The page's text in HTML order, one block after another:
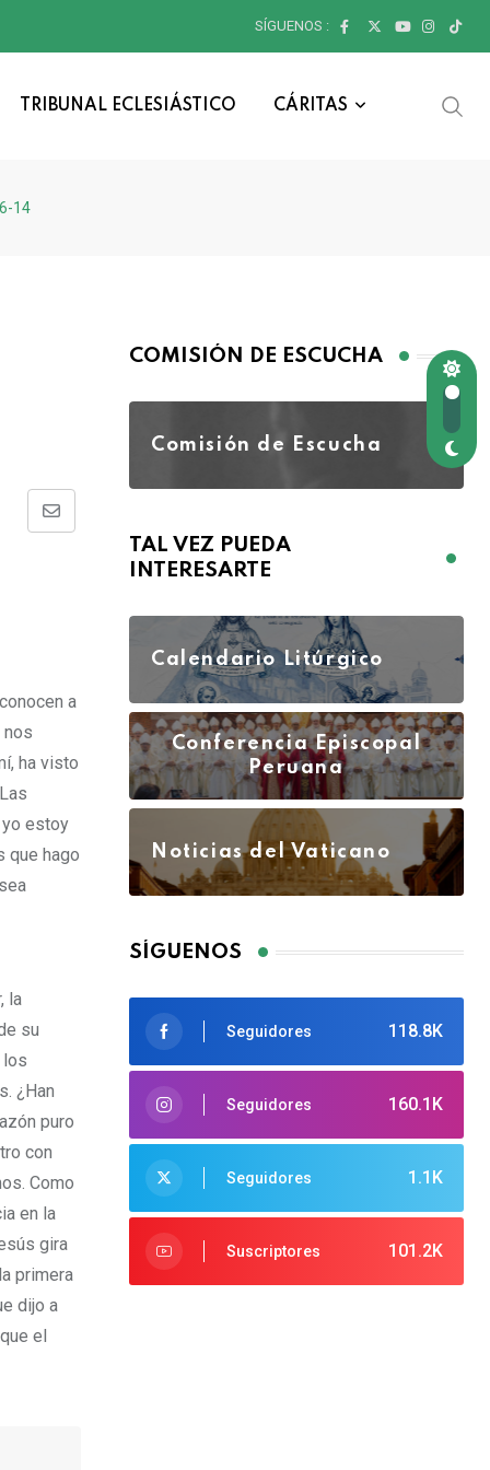
SÍGUENOS :
TRIBUNAL ECLESIÁSTICO CÁRITAS
14
a
nos
ha visto
yo estoy
que hago
la
su
los
¿Han
puro
con
Como
en la
gira
primera
dijo a
el
COMISIÓN DE ESCUCHA
Comisión de Escucha
TAL VEZ PUEDA
INTERESARTE
Calendario Litúrgico
Conferencia Episcopal
Peruana
Noticias del Vaticano
SÍGUENOS
118.8K
Seguidores
160.1K
Seguidores
1.1K
Seguidores
101.2K
Suscriptores